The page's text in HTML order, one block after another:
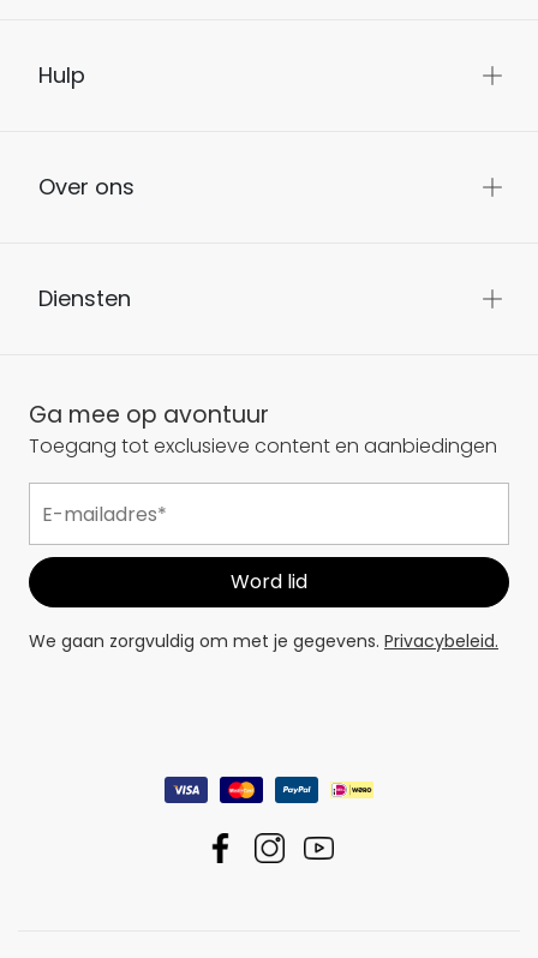
Hulp
Over ons
Diensten
Ga mee op avontuur
Toegang tot exclusieve content en aanbiedingen
We gaan zorgvuldig om met je gegevens. Privacybeleid.